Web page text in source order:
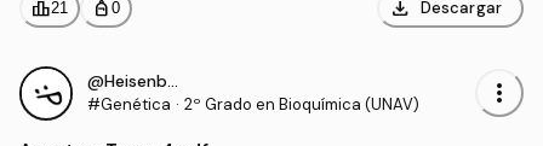
leaderboard21 personal_bag 0 download Descargar
@Heisenberg4
#Genética · 2º Grado en Bioquímica (UNAV) more_vert